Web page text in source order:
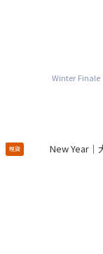
Winter Finale
現貨